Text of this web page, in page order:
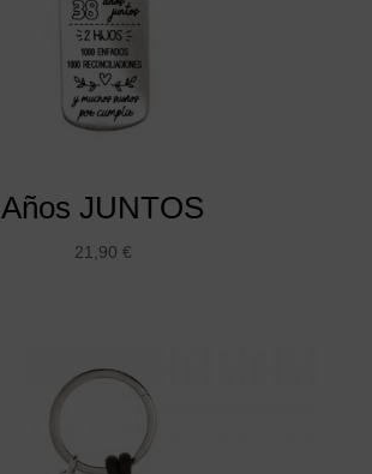
Años JUNTOS
21,90 €